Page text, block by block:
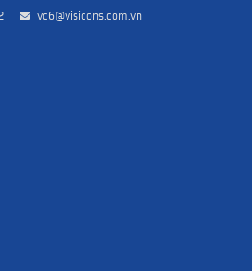
vc6@visicons.com.vn